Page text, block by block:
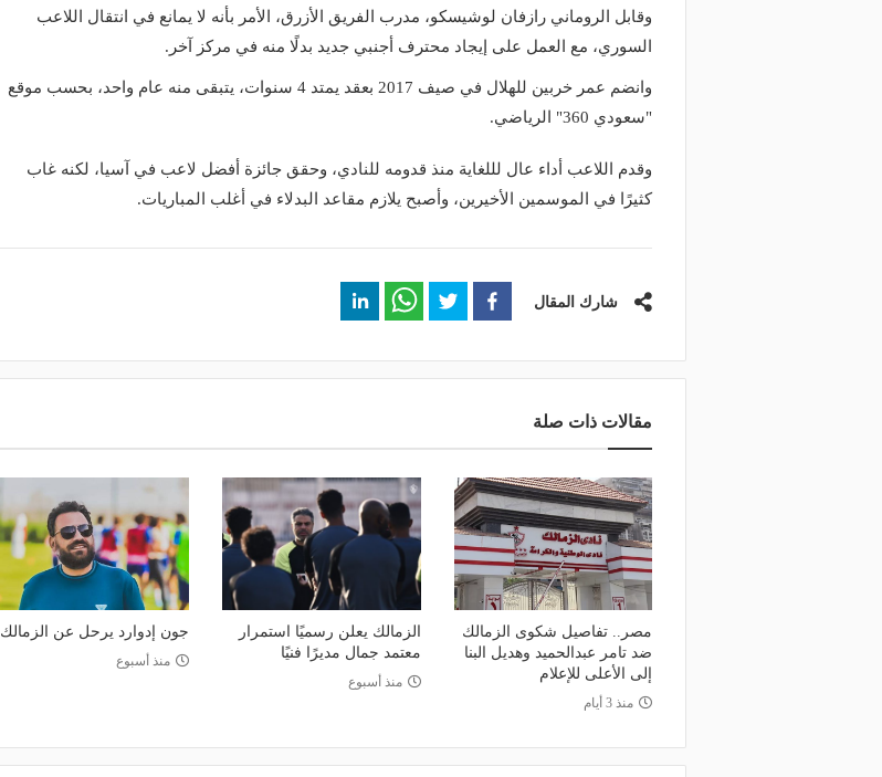
وقابل الروماني رازفان لوشيسكو، مدرب الفريق الأزرق، الأمر بأنه لا يمانع في انتقال اللاعب
السوري، مع العمل على إيجاد محترف أجنبي جديد بدلًا منه في مركز آخر.
وانضم عمر خربين للهلال في صيف 2017 بعقد يمتد 4 سنوات، يتبقى منه عام واحد، بحسب موقع
"سعودي 360" الرياضي.
وقدم اللاعب أداء عال لللغاية منذ قدومه للنادي، وحقق جائزة أفضل لاعب في آسيا، لكنه غاب
كثيرًا في الموسمين الأخيرين، وأصبح يلازم مقاعد البدلاء في أغلب المباريات.
شارك المقال
مقالات ذات صلة
مصر.. تفاصيل شكوى الزمالك
ضد تامر عبدالحميد وهديل البنا
إلى الأعلى للإعلام
منذ 3 أيام
الزمالك يعلن رسميًا استمرار
معتمد جمال مديرًا فنيًا
منذ أسبوع
جون إدوارد يرحل عن الزمالك
منذ أسبوع